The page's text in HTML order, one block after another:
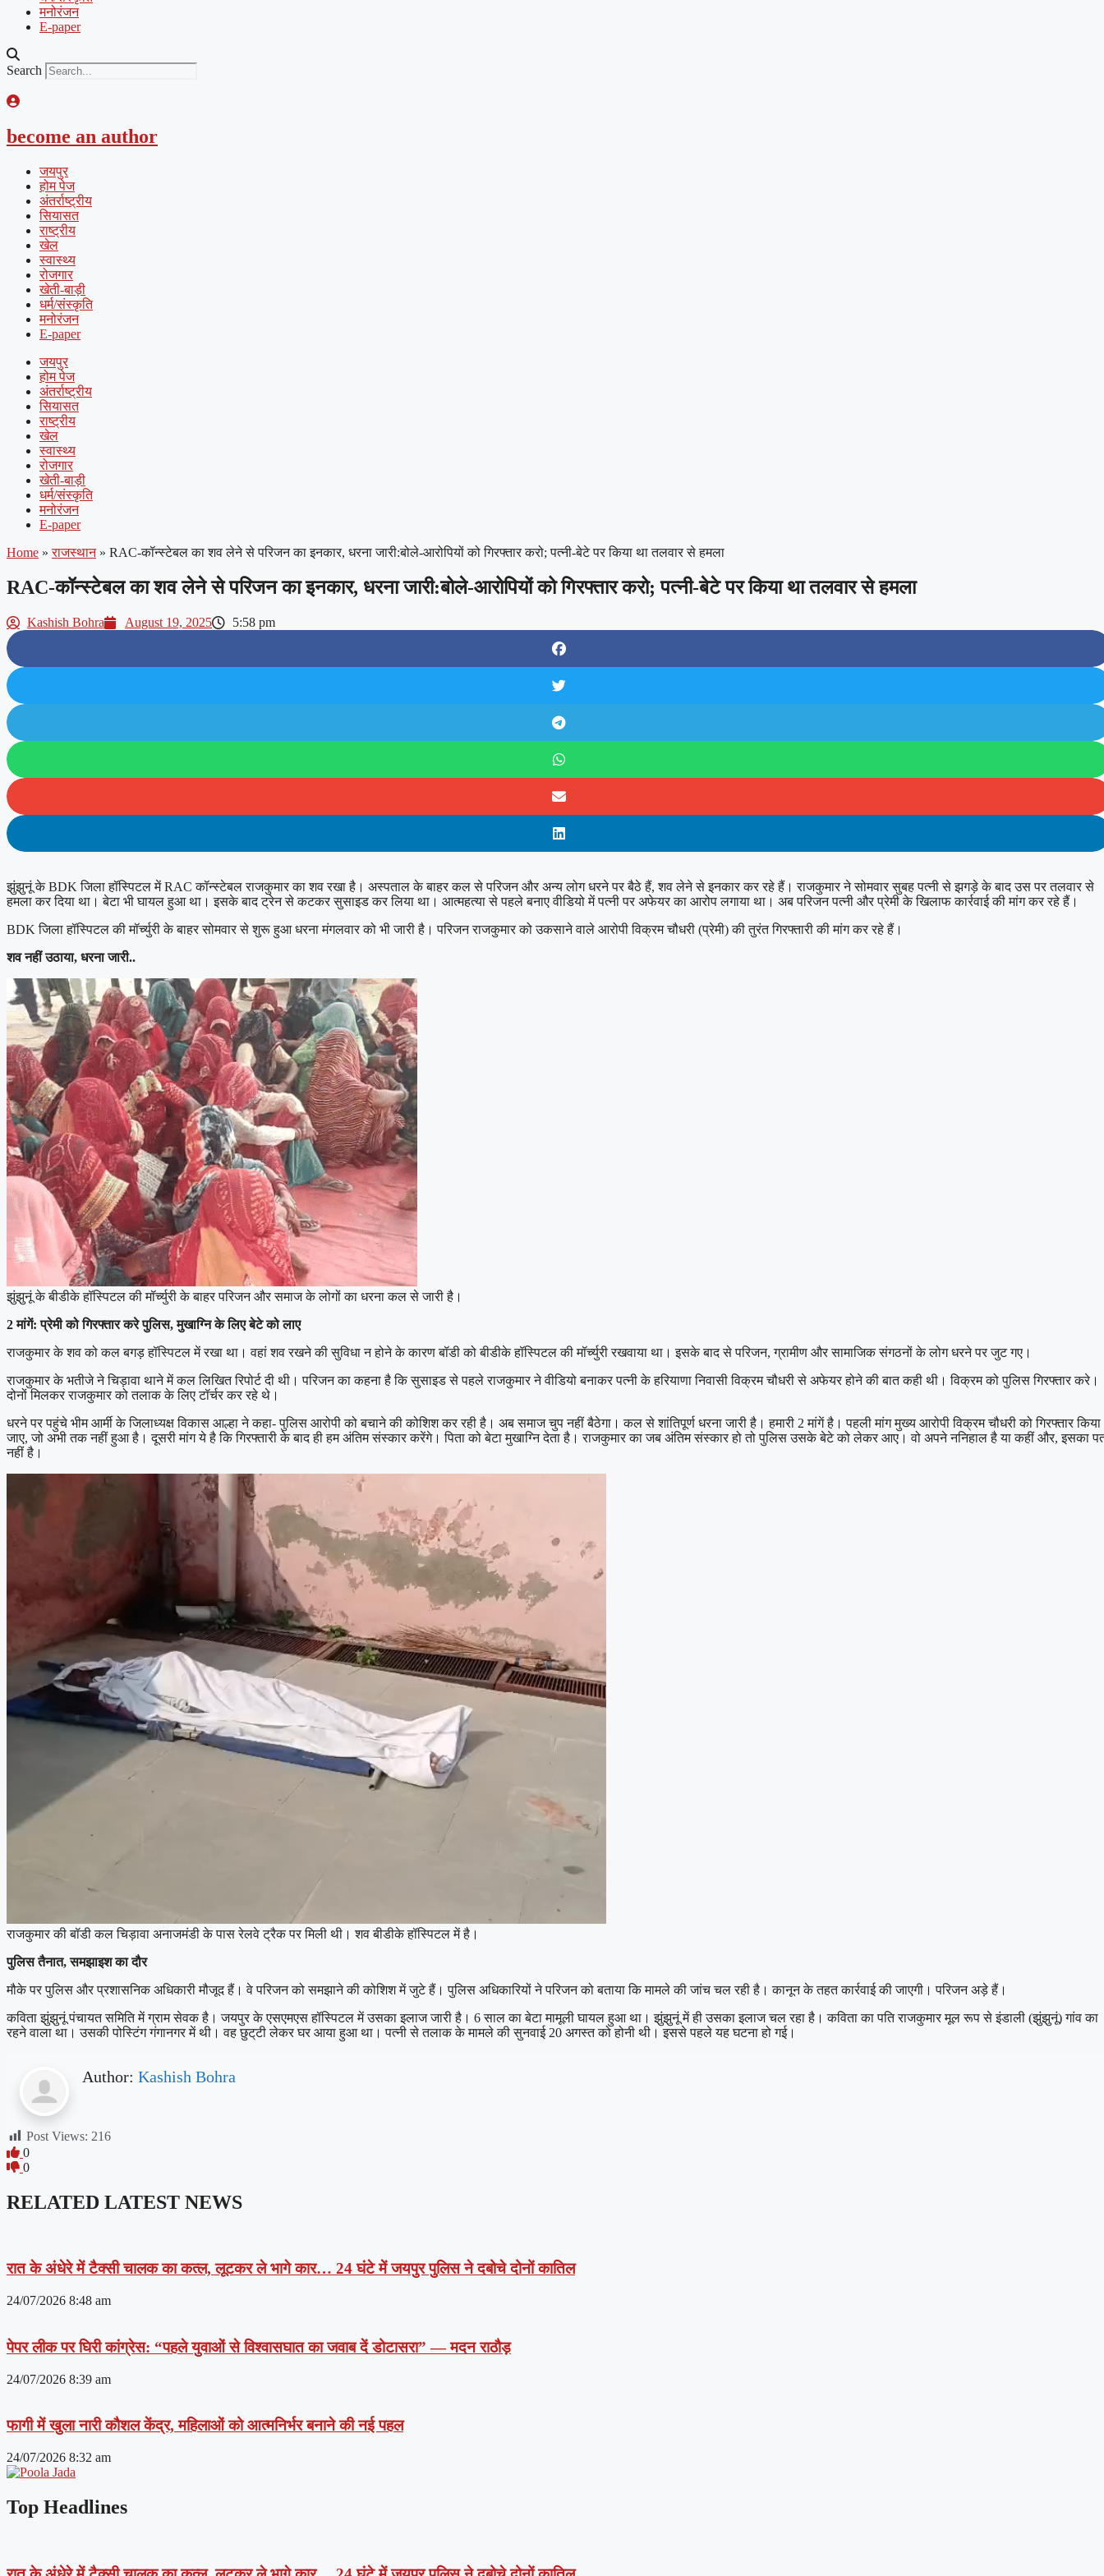
मनोरंजन
E-paper
Search
become an author
जयपुर
होम पेज
अंतर्राष्ट्रीय
सियासत
राष्ट्रीय
खेल
स्वास्थ्य
रोजगार
खेती-बाड़ी
धर्म/संस्कृति
मनोरंजन
E-paper
जयपुर
होम पेज
अंतर्राष्ट्रीय
सियासत
राष्ट्रीय
खेल
स्वास्थ्य
रोजगार
खेती-बाड़ी
धर्म/संस्कृति
मनोरंजन
E-paper
Home » राजस्थान » RAC-कॉन्स्टेबल का शव लेने से परिजन का इनकार, धरना जारी:बोले-आरोपियों को गिरफ्तार करो; पत्नी-बेटे पर किया था तलवार से हमला
RAC-कॉन्स्टेबल का शव लेने से परिजन का इनकार, धरना जारी:बोले-आरोपियों को गिरफ्तार करो; पत्नी-बेटे पर किया था तलवार से हमला
Kashish Bohra August 19, 2025 5:58 pm
झुंझुनूं के BDK जिला हॉस्पिटल में RAC कॉन्स्टेबल राजकुमार का शव रखा है। अस्पताल के बाहर कल से परिजन और अन्य लोग धरने पर बैठे हैं, शव लेने से इनकार कर रहे हैं। राजकुमार ने सोमवार सुबह पत्नी से झगड़े के बाद उस पर तलवार से
हमला कर दिया था। बेटा भी घायल हुआ था। इसके बाद ट्रेन से कटकर सुसाइड कर लिया था। आत्महत्या से पहले बनाए वीडियो में पत्नी पर अफेयर का आरोप लगाया था। अब परिजन पत्नी और प्रेमी के खिलाफ कार्रवाई की मांग कर रहे हैं।
BDK जिला हॉस्पिटल की मॉर्च्युरी के बाहर सोमवार से शुरू हुआ धरना मंगलवार को भी जारी है। परिजन राजकुमार को उकसाने वाले आरोपी विक्रम चौधरी (प्रेमी) की तुरंत गिरफ्तारी की मांग कर रहे हैं।
शव नहीं उठाया, धरना जारी..
झुंझुनूं के बीडीके हॉस्पिटल की मॉर्च्युरी के बाहर परिजन और समाज के लोगों का धरना कल से जारी है।
2 मांगें: प्रेमी को गिरफ्तार करे पुलिस, मुखाग्नि के लिए बेटे को लाए
राजकुमार के शव को कल बगड़ हॉस्पिटल में रखा था। वहां शव रखने की सुविधा न होने के कारण बॉडी को बीडीके हॉस्पिटल की मॉर्च्युरी रखवाया था। इसके बाद से परिजन, ग्रामीण और सामाजिक संगठनों के लोग धरने पर जुट गए।
राजकुमार के भतीजे ने चिड़ावा थाने में कल लिखित रिपोर्ट दी थी। परिजन का कहना है कि सुसाइड से पहले राजकुमार ने वीडियो बनाकर पत्नी के हरियाणा निवासी विक्रम चौधरी से अफेयर होने की बात कही थी। विक्रम को पुलिस गिरफ्तार करे।
दोनों मिलकर राजकुमार को तलाक के लिए टॉर्चर कर रहे थे।
धरने पर पहुंचे भीम आर्मी के जिलाध्यक्ष विकास आल्हा ने कहा- पुलिस आरोपी को बचाने की कोशिश कर रही है। अब समाज चुप नहीं बैठेगा। कल से शांतिपूर्ण धरना जारी है। हमारी 2 मांगें है। पहली मांग मुख्य आरोपी विक्रम चौधरी को गिरफ्तार किया
जाए, जो अभी तक नहीं हुआ है। दूसरी मांग ये है कि गिरफ्तारी के बाद ही हम अंतिम संस्कार करेंगे। पिता को बेटा मुखाग्नि देता है। राजकुमार का जब अंतिम संस्कार हो तो पुलिस उसके बेटे को लेकर आए। वो अपने ननिहाल है या कहीं और, इसका
नहीं है।
राजकुमार की बॉडी कल चिड़ावा अनाजमंडी के पास रेलवे ट्रैक पर मिली थी। शव बीडीके हॉस्पिटल में है।
पुलिस तैनात, समझाइश का दौर
मौके पर पुलिस और प्रशासनिक अधिकारी मौजूद हैं। वे परिजन को समझाने की कोशिश में जुटे हैं। पुलिस अधिकारियों ने परिजन को बताया कि मामले की जांच चल रही है। कानून के तहत कार्रवाई की जाएगी। परिजन अड़े हैं।
कविता झुंझुनूं पंचायत समिति में ग्राम सेवक है। जयपुर के एसएमएस हॉस्पिटल में उसका इलाज जारी है। 6 साल का बेटा मामूली घायल हुआ था। झुंझुनूं में ही उसका इलाज चल रहा है। कविता का पति राजकुमार मूल रूप से इंडाली (झुंझुनूं) गांव का
रहने वाला था। उसकी पोस्टिंग गंगानगर में थी। वह छुट्‌टी लेकर घर आया हुआ था। पत्नी से तलाक के मामले की सुनवाई 20 अगस्त को होनी थी। इससे पहले यह घटना हो गई।
Author: Kashish Bohra
Post Views: 216
0
0
RELATED LATEST NEWS
रात के अंधेरे में टैक्सी चालक का कत्ल, लूटकर ले भागे कार… 24 घंटे में जयपुर पुलिस ने दबोचे दोनों कातिल
24/07/2026 8:48 am
पेपर लीक पर घिरी कांग्रेस: “पहले युवाओं से विश्वासघात का जवाब दें डोटासरा” — मदन राठौड़
24/07/2026 8:39 am
फागी में खुला नारी कौशल केंद्र, महिलाओं को आत्मनिर्भर बनाने की नई पहल
24/07/2026 8:32 am
Top Headlines